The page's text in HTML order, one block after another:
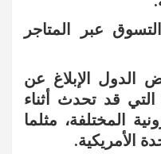
عبر المتاجر
الدول الإبلاغ عن
قد تحدث أثناء
المختلفة، مثلما
الأمريكية.